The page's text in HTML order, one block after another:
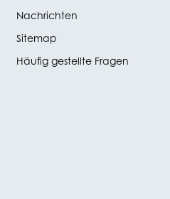
Nachrichten
Sitemap
Häufig gestellte Fragen